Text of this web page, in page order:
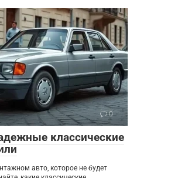
0
классические
авто, которое не будет